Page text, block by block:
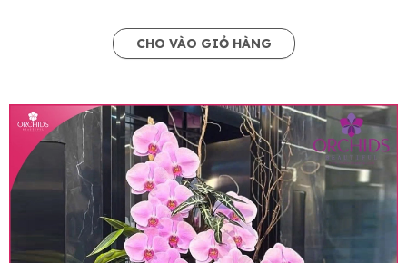
CHO VÀO GIỎ HÀNG